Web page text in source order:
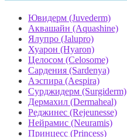
Ювидерм (Juvederm)
Аквашайн (Aquashine)
Ялупро (Jalupro)
Хуарон (Hyaron)
Целосом (Celosome)
Сардения (Sardenya)
Аэспира (Aespira)
Сурджидерм (Surgiderm)
Дермахил (Dermaheal)
Реджинес (Rejeunesse)
Нейрамис (Neuramis)
Принцесс (Princess)